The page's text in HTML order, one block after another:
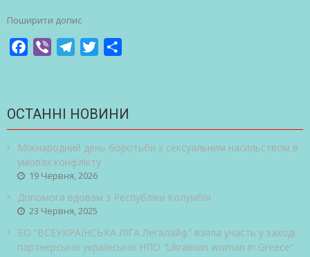
Поширити допис
Facebook
Viber TelegramTwitter
ОСТАННІ НОВИНИ
Міжнародний день боротьби з сексуальним насильством в
умовах конфлікту
19 Червня, 2026
Допомога вдовам з Республіки Колумбія
23 Червня, 2025
БО “ВСЕУКРАЇНСЬКА ЛІГА Легалайф” взяла участь у заході
партнерської української НПО “Ukrainian woman in Greece”